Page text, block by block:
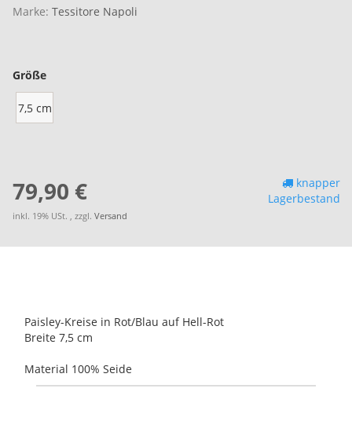
Marke: Tessitore Napoli
Größe
7,5 cm
79,90 €
inkl. 19% USt. , zzgl. Versand
knapper
Lagerbestand
Paisley-Kreise in Rot/Blau auf Hell-Rot
Breite 7,5 cm
Material 100% Seide